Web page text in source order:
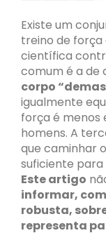
Existe um
treino de força
científica
comum é a de
corpo
igualmente
força é menos
homens. A
que caminhar
suficiente para
Este artigo
informar,
robusta,
representa